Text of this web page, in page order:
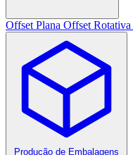
Offset Plana Offset Rotativa
Produção de Embalagens